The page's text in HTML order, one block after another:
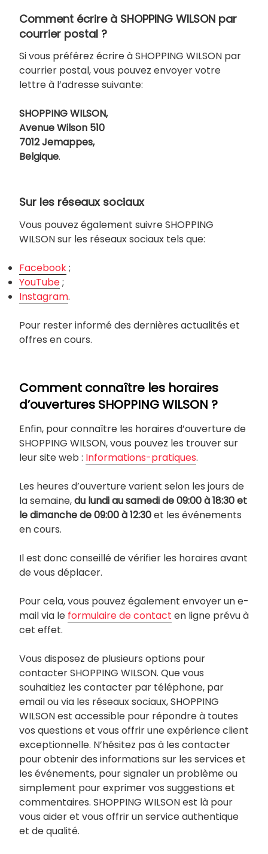
Comment écrire à SHOPPING WILSON par
courrier postal ?
Si vous préférez écrire à SHOPPING WILSON par
courrier postal, vous pouvez envoyer votre
lettre à l’adresse suivante:
SHOPPING WILSON,
Avenue Wilson 510
7012 Jemappes,
Belgique.
Sur les réseaux sociaux
Vous pouvez également suivre SHOPPING
WILSON sur les réseaux sociaux tels que:
Facebook;
YouTube;
Instagram.
Pour rester informé des dernières actualités et
offres en cours.
Comment connaître les horaires
d’ouvertures SHOPPING WILSON ?
Enfin, pour connaître les horaires d’ouverture de
SHOPPING WILSON, vous pouvez les trouver sur
leur site web : Informations-pratiques.
Les heures d’ouverture varient selon les jours de
la semaine,du lundi au samedi de 09:00 à 18:30 et
le dimanche de 09:00 à 12:30et les événements
en cours.
Il est donc conseillé de vérifier les horaires avant
de vous déplacer.
Pour cela, vous pouvez également envoyer un e-
mail via le formulaire de contact en ligne prévu à
cet effet.
Vous disposez de plusieurs options pour
contacter SHOPPING WILSON. Que vous
souhaitiez les contacter par téléphone, par
email ou via les réseaux sociaux, SHOPPING
WILSON est accessible pour répondre à toutes
vos questions et vous offrir une expérience client
exceptionnelle. N’hésitez pas à les contacter
pour obtenir des informations sur les services et
les événements, pour signaler un problème ou
simplement pour exprimer vos suggestions et
commentaires. SHOPPING WILSON est là pour
vous aider et vous offrir un service authentique
et de qualité.